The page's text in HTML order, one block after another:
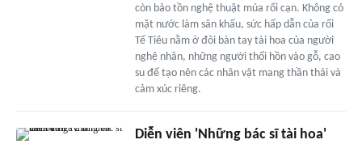
còn bảo tồn nghệ thuật múa rối cạn. Không có
mặt nước làm sân khấu, sức hấp dẫn của rối
Tế Tiêu nằm ở đôi bàn tay tài hoa của người
nghệ nhân, những người thổi hồn vào gỗ, cao
su để tạo nên các nhân vật mang thần thái và
cảm xúc riêng.
Diễn viên 'Những bác sĩ tài hoa'